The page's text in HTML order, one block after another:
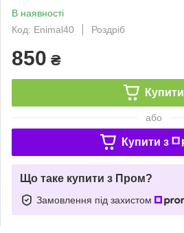
В наявності
Код: Enimal40
Роздріб
850 ₴
Купити
або
Купити з
Що таке купити з Пром?
Замовлення під захистом